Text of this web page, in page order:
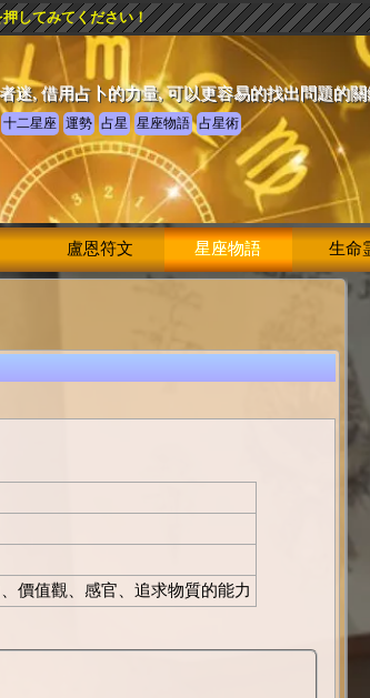
してみてください！
迷, 借用占卜的力量, 可以更容易的找出問題的關
十二星座 運勢 占星 星座物語 占星術
盧恩符文 星座物語 生命
價值觀、感官、追求物質的能力